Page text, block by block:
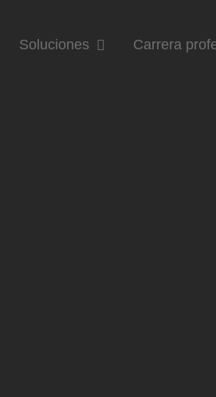
Soluciones Carrera